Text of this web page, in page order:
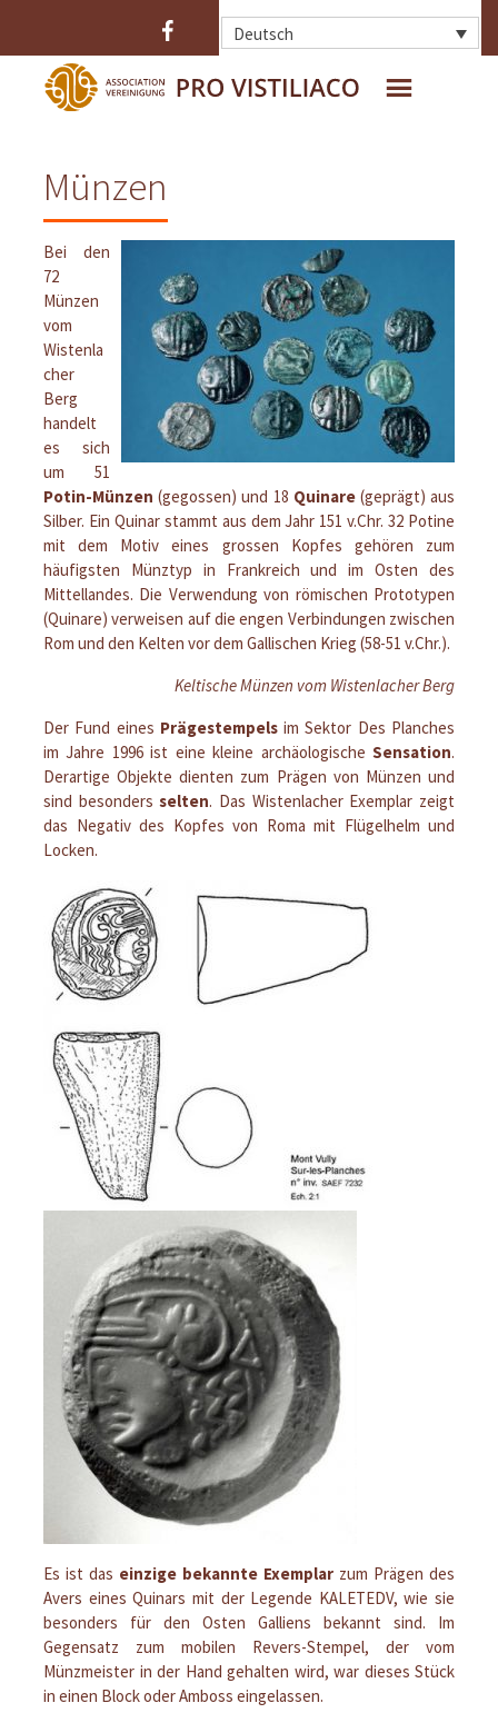
Deutsch
DAS OPPIDUM
DIE AUSGRABUNGEN
DIE BEFESTIGUNG
DIE FUNDE
Münzen
Bei den
72
Münzen
vom
Wistenla
cher
Berg
handelt
es sich
um 51
Potin-Münzen (gegossen) und 18 Quinare(geprägt) aus
Silber. Ein Quinar stammt aus dem Jahr 151 v.Chr. 32 Potine
mit dem Motiv eines grossen Kopfes gehören zum
häufigsten Münztyp in Frankreich und im Osten des
Mittellandes. Die Verwendung von römischen Prototypen
(Quinare) verweisen auf die engen Verbindungen zwischen
Rom und den Kelten vor dem Gallischen Krieg (58-51 v.Chr.).
Keltische Münzen vom Wistenlacher Berg
Der Fund eines Prägestempelsim Sektor Des Planches
im Jahre 1996 ist eine kleine archäologische Sensation.
Derartige Objekte dienten zum Prägen von Münzen und
sind besondersselten. Das Wistenlacher Exemplar zeigt
das Negativ des Kopfes von Roma mit Flügelhelm und
Locken.
Es ist das einzige bekannte Exemplar zum Prägen des
Avers eines Quinars mit der Legende KALETEDV, wie sie
besonders für den Osten Galliens bekannt sind. Im
Gegensatz zum mobilen Revers-Stempel, der vom
Münzmeister in der Hand gehalten wird, war dieses Stück
in einen Block oder Amboss eingelassen.